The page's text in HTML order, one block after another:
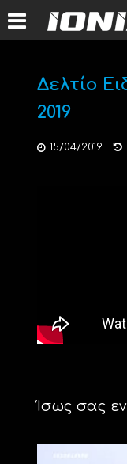
Δελτίο
2019
15/04/2019
Ίσως σας